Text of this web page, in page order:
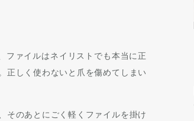
ファイルはネイリストでも本当に正
正しく使わないと爪を傷めてしまい
そのあとにごく軽くファイルを掛け